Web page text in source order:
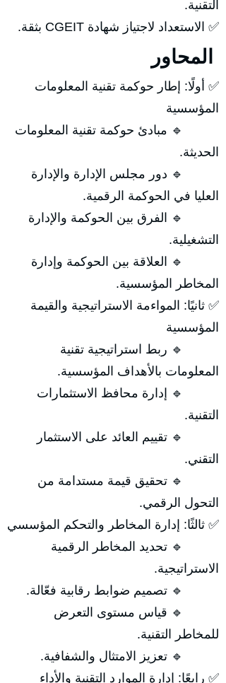
التقنية.
✅ الاستعداد لاجتياز شهادة CGEIT بثقة.
✅ أولًا: إطار حوكمة تقنية المعلومات
المؤسسية
🔹 مبادئ حوكمة تقنية المعلومات
الحديثة.
🔹 دور مجلس الإدارة والإدارة
العليا في الحوكمة الرقمية.
🔹 الفرق بين الحوكمة والإدارة
التشغيلية.
🔹 العلاقة بين الحوكمة وإدارة
المخاطر المؤسسية.
✅ ثانيًا: المواءمة الاستراتيجية والقيمة
المؤسسية
🔹 ربط استراتيجية تقنية
المعلومات بالأهداف المؤسسية.
🔹 إدارة محافظ الاستثمارات
التقنية.
🔹 تقييم العائد على الاستثمار
التقني.
🔹 تحقيق قيمة مستدامة من
التحول الرقمي.
✅ ثالثًا: إدارة المخاطر والتحكم المؤسسي
🔹 تحديد المخاطر الرقمية
الاستراتيجية.
🔹 تصميم ضوابط رقابية فعّالة.
🔹 قياس مستوى التعرض
للمخاطر التقنية.
🔹 تعزيز الامتثال والشفافية.
✅ رابعًا: إدارة الموارد التقنية والأداء